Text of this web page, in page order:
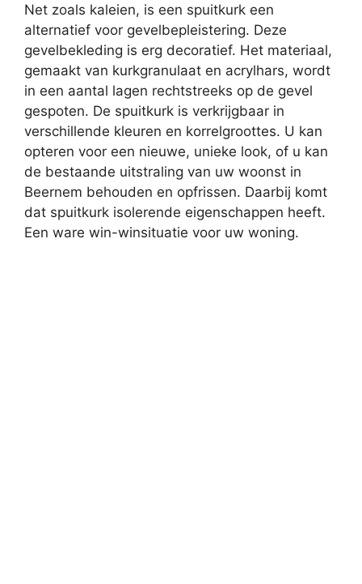
Net zoals kaleien, is een spuitkurk een
alternatief voor gevelbepleistering. Deze
gevelbekleding is erg decoratief. Het materiaal,
gemaakt van kurkgranulaat en acrylhars, wordt
in een aantal lagen rechtstreeks op de gevel
gespoten. De spuitkurk is verkrijgbaar in
verschillende kleuren en korrelgroottes. U kan
opteren voor een nieuwe, unieke look, of u kan
de bestaande uitstraling van uw woonst in
Beernem behouden en opfrissen. Daarbij komt
dat spuitkurk isolerende eigenschappen heeft.
Een ware win-winsituatie voor uw woning.